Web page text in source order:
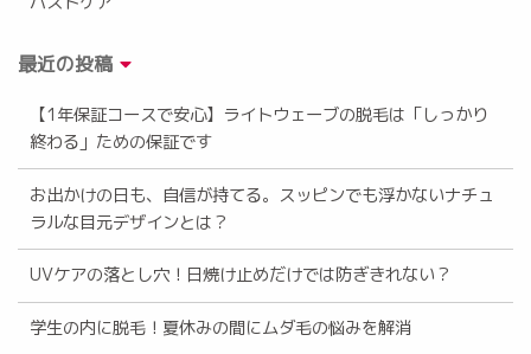
最近の投稿
【1年保証コースで安心】ライトウェーブの脱毛は「しっかり
終わる」ための保証です
お出かけの日も、自信が持てる。スッピンでも浮かないナチュ
ラルな目元デザインとは？
UVケアの落とし穴！日焼け止めだけでは防ぎきれない？
学生の内に脱毛！夏休みの間にムダ毛の悩みを解消